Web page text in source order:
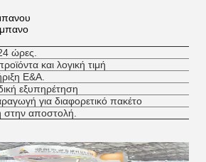
ώρες.
και λογική τιμή
Ε&Α.
εξυπηρέτηση
για διαφορετικό πακέτο
αποστολή.